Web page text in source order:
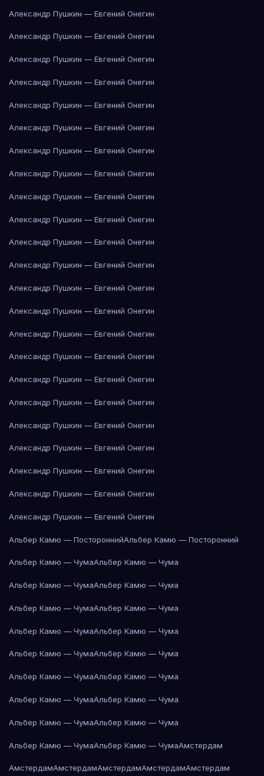
Александр Пушкин — Евгений Онегин
Александр Пушкин — Евгений Онегин
Александр Пушкин — Евгений Онегин
Александр Пушкин — Евгений Онегин
Александр Пушкин — Евгений Онегин
Александр Пушкин — Евгений Онегин
Александр Пушкин — Евгений Онегин
Александр Пушкин — Евгений Онегин
Александр Пушкин — Евгений Онегин
Александр Пушкин — Евгений Онегин
Александр Пушкин — Евгений Онегин
Александр Пушкин — Евгений Онегин
Александр Пушкин — Евгений Онегин
Александр Пушкин — Евгений Онегин
Александр Пушкин — Евгений Онегин
Александр Пушкин — Евгений Онегин
Александр Пушкин — Евгений Онегин
Александр Пушкин — Евгений Онегин
Александр Пушкин — Евгений Онегин
Александр Пушкин — Евгений Онегин
Александр Пушкин — Евгений Онегин
Александр Пушкин — Евгений Онегин
Александр Пушкин — Евгений Онегин
Альбер Камю — ПостороннийАльбер Камю — Посторонний
Альбер Камю — ЧумаАльбер Камю — Чума
Альбер Камю — ЧумаАльбер Камю — Чума
Альбер Камю — ЧумаАльбер Камю — Чума
Альбер Камю — ЧумаАльбер Камю — Чума
Альбер Камю — ЧумаАльбер Камю — Чума
Альбер Камю — ЧумаАльбер Камю — Чума
Альбер Камю — ЧумаАльбер Камю — Чума
Альбер Камю — ЧумаАльбер Камю — Чума
Альбер Камю — ЧумаАльбер Камю — ЧумаАмстердам
АмстердамАмстердамАмстердамАмстердамАмстердам